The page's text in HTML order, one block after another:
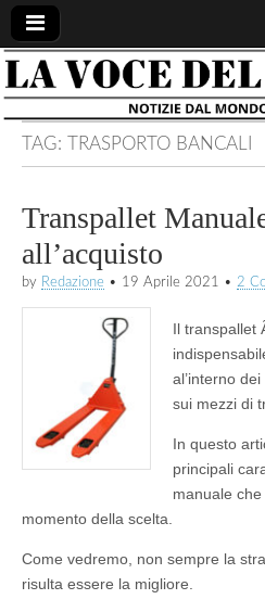
la voce
del
carrello
notizie
dal
mondo
dei
TAG: TRASPORTO BANCALI
Transpallet
all’acquisto
by Redazione • 19 Aprile 2021 • 2
Il transpallet
al’interno
sui mezzi di
In questo
principali
manuale
momento della scelta.
Come vedremo, non sempre la
risulta essere la migliore.